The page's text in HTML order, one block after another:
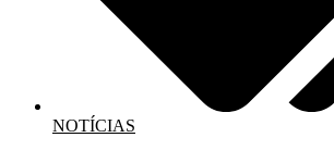
NOTÍCIAS